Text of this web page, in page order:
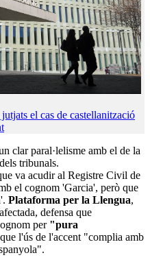
el cas de castellanització
clar paral·lelisme amb el de la
tribunals.
va acudir al Registre Civil de
el cognom 'Garcia', però que
Plataforma per la Llengua,
defensa que
per "pura
l'ús de l'accent "complia amb